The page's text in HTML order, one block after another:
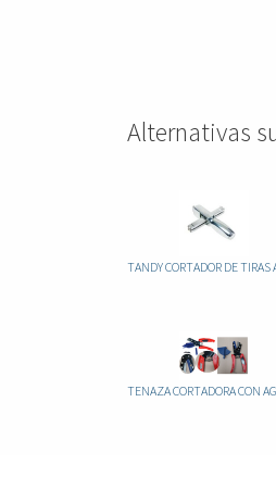
Alternativas